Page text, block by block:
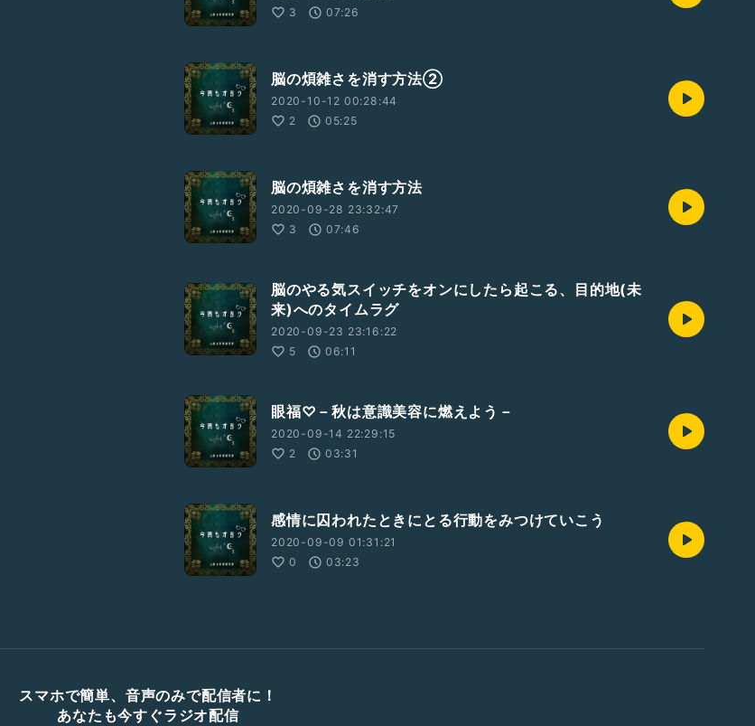
3
07:26
脳の煩雑さを消す方法②
2020-10-12 00:28:44
2
05:25
脳の煩雑さを消す方法
2020-09-28 23:32:47
3
07:46
脳のやる気スイッチをオンにしたら起こる、目的地(未
来)へのタイムラグ
2020-09-23 23:16:22
5
06:11
眼福♡－秋は意識美容に燃えよう－
2020-09-14 22:29:15
2
03:31
感情に囚われたときにとる行動をみつけていこう
2020-09-09 01:31:21
0
03:23
スマホで簡単、音声のみで配信者に！
あなたも今すぐラジオ配信